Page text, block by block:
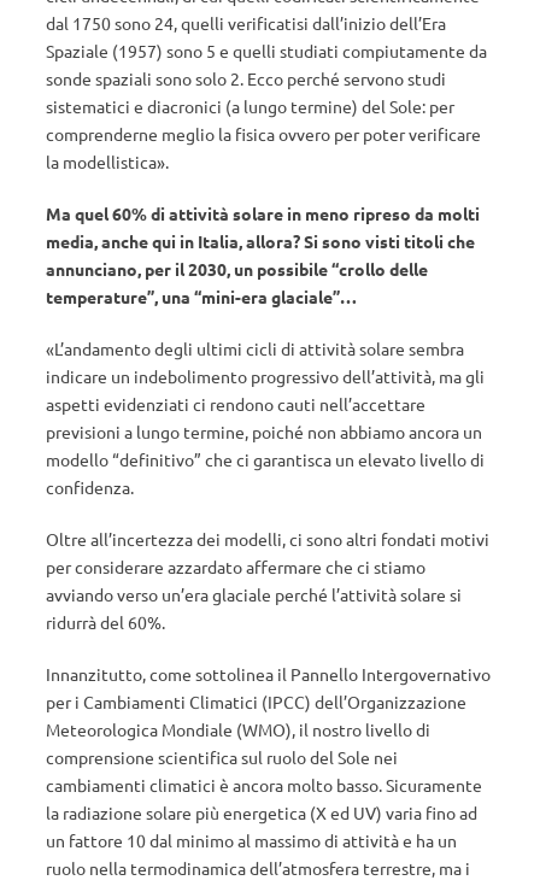
dal 1750 sono 24, quelli verificatisi dall’inizio dell’Era
Spaziale (1957) sono 5 e quelli studiati compiutamente da
sonde spaziali sono solo 2. Ecco perché servono studi
sistematici e diacronici (a lungo termine) del Sole: per
comprenderne meglio la fisica ovvero per poter verificare
la modellistica».
Ma quel 60% di attività solare in meno ripreso da molti
media, anche qui in Italia, allora? Si sono visti titoli che
annunciano, per il 2030, un possibile “crollo delle
temperature”, una “mini-era glaciale”…
«L’andamento degli ultimi cicli di attività solare sembra
indicare un indebolimento progressivo dell’attività, ma gli
aspetti evidenziati ci rendono cauti nell’accettare
previsioni a lungo termine, poiché non abbiamo ancora un
modello “definitivo” che ci garantisca un elevato livello di
confidenza.
Oltre all’incertezza dei modelli, ci sono altri fondati motivi
per considerare azzardato affermare che ci stiamo
avviando verso un’era glaciale perché l’attività solare si
ridurrà del 60%.
Innanzitutto, come sottolinea il Pannello Intergovernativo
per i Cambiamenti Climatici (IPCC) dell’Organizzazione
Meteorologica Mondiale (WMO), il nostro livello di
comprensione scientifica sul ruolo del Sole nei
cambiamenti climatici è ancora molto basso. Sicuramente
la radiazione solare più energetica (X ed UV) varia fino ad
un fattore 10 dal minimo al massimo di attività e ha un
ruolo nella termodinamica dell’atmosfera terrestre, ma i